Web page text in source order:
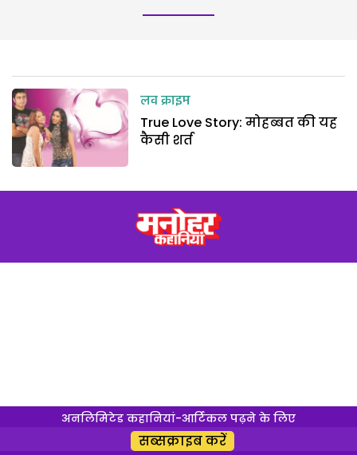
लव क्राइम
True Love Story: मोहब्बत की यह
कैसी शर्त
अनलिमिटेड कहानियां-आर्टिकल पढ़ने के लिए
सब्सक्राइब करें